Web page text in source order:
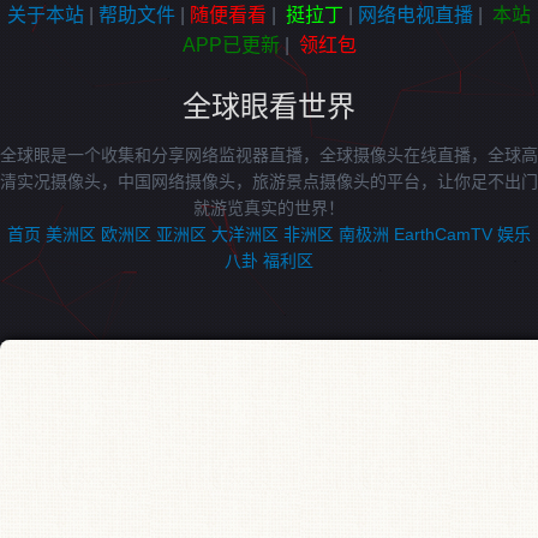
关于本站 帮助文件 随便看看 挺拉丁 网络电视直播
本站
APP已更新| 领红包
全球眼看世界
全球眼是一个收集和分享网络监视器直播，全球摄像头在线直播，全球高
清实况摄像头，中国网络摄像头，旅游景点摄像头的平台，让你足不出门
就游览真实的世界！
首页 美洲区 欧洲区 亚洲区 大洋洲区 非洲区 南极洲 EarthCamTV 娱乐
八卦 福利区